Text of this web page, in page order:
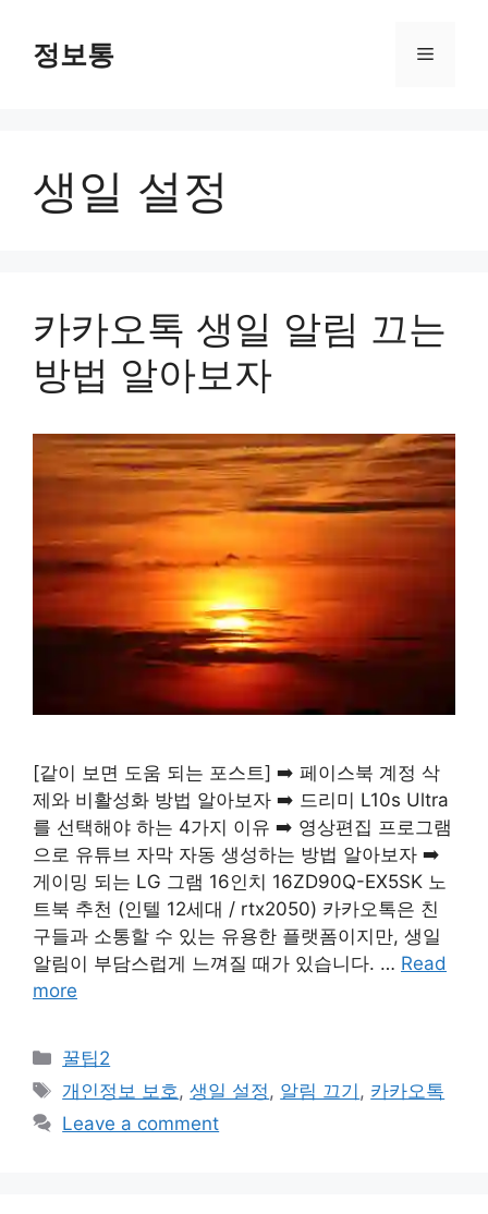
content정보통 Menu
생일 설정
카카오톡 생일 알림 끄는
방법 알아보자
[같이 보면 도움 되는 포스트] ➡️ 페이스북 계정 삭
제와 비활성화 방법 알아보자 ➡️ 드리미 L10s Ultra
를 선택해야 하는 4가지 이유 ➡️ 영상편집 프로그램
으로 유튜브 자막 자동 생성하는 방법 알아보자 ➡️
게이밍 되는 LG 그램 16인치 16ZD90Q-EX5SK 노
트북 추천 (인텔 12세대 / rtx2050) 카카오톡은 친
구들과 소통할 수 있는 유용한 플랫폼이지만, 생일
알림이 부담스럽게 느껴질 때가 있습니다. … Read
more
Categories
꿀팁2
Tags
개인정보 보호,생일 설정, 알림 끄기 , 카카오톡
Leave a comment